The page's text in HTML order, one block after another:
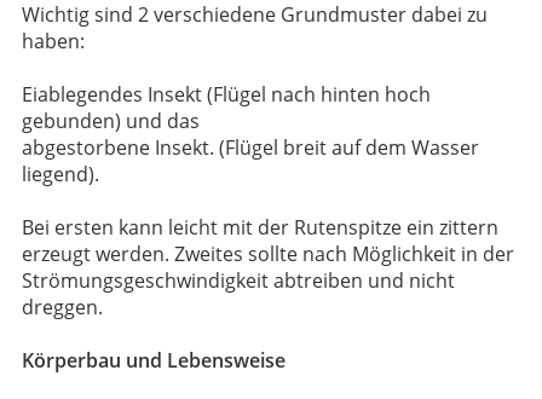
Wichtig sind 2 verschiedene Grundmuster dabei zu
haben:
Eiablegendes Insekt (Flügel nach hinten hoch
gebunden) und das
abgestorbene Insekt. (Flügel breit auf dem Wasser
liegend).
Bei ersten kann leicht mit der Rutenspitze ein zittern
erzeugt werden. Zweites sollte nach Möglichkeit in der
Strömungsgeschwindigkeit abtreiben und nicht
dreggen.
Körperbau und Lebensweise